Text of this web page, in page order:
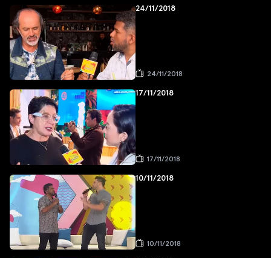
24/11/2018
24/11/2018
17/11/2018
17/11/2018
10/11/2018
10/11/2018